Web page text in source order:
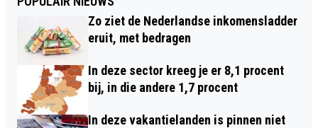
Zo ziet de Nederlandse inkomensladder
eruit, met bedragen
In deze sector kreeg je er 8,1 procent
bij, in die andere 1,7 procent
In deze vakantielanden is pinnen niet